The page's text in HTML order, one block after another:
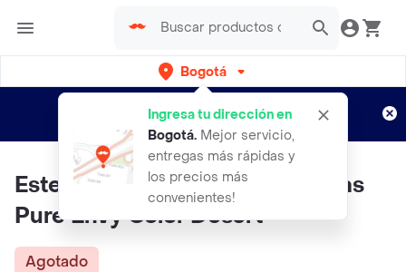
Bogotá
Ingresa tu dirección en
Bogotá. Mejor servicio,
entregas más rápidas y
los precios más
convenientes!
envíos gratis por semanas
Aplican TyC
Estee Lauder Paleta De Sombras
Pure Envy Color Desert
Agotado